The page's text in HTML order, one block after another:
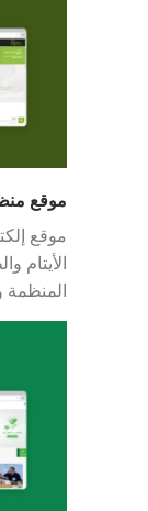
موقع
موقع
الأيتام